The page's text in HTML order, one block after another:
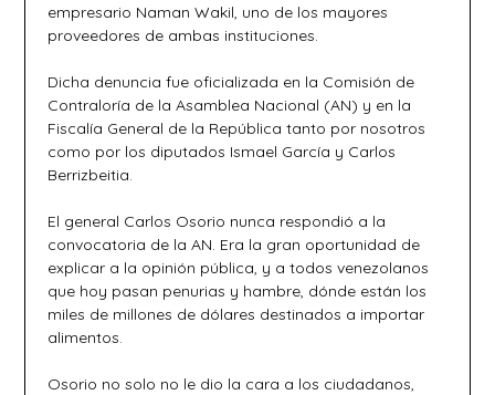
empresario Naman Wakil, uno de los mayores
proveedores de ambas instituciones.
Dicha denuncia fue oficializada en la Comisión de
Contraloría de la Asamblea Nacional (AN) y en la
Fiscalía General de la República tanto por nosotros
como por los diputados Ismael García y Carlos
Berrizbeitia.
El general Carlos Osorio nunca respondió a la
convocatoria de la AN. Era la gran oportunidad de
explicar a la opinión pública, y a todos venezolanos
que hoy pasan penurias y hambre, dónde están los
miles de millones de dólares destinados a importar
alimentos.
Osorio no solo no le dio la cara a los ciudadanos,